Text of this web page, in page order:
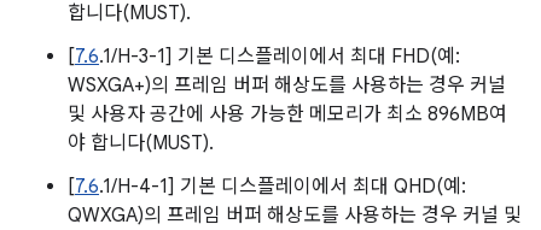
합니다(MUST).
[7.6.1/H-3-1] 기본 디스플레이에서 최대 FHD(예:
WSXGA+)의 프레임 버퍼 해상도를 사용하는 경우 커널
및 사용자 공간에 사용 가능한 메모리가 최소 896MB여
야 합니다(MUST).
[7.6.1/H-4-1] 기본 디스플레이에서 최대 QHD(예:
QWXGA)의 프레임 버퍼 해상도를 사용하는 경우 커널 및